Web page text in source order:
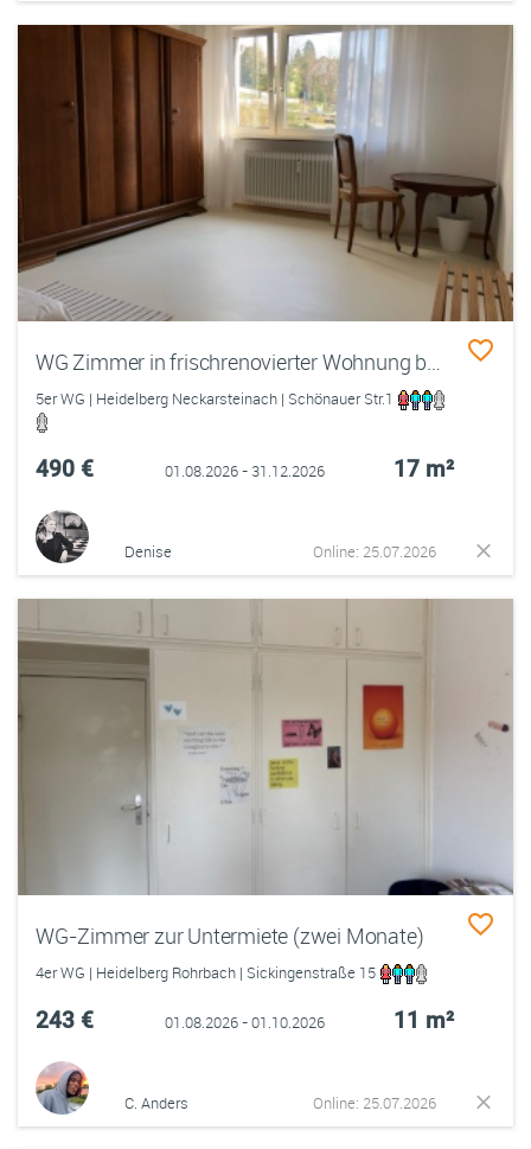
WG Zimmer in frischrenovierter Wohnung bei Heidelberg
5er WG | Heidelberg Neckarsteinach | Schönauer Str.1
490 € 01.08.2026 - 31.12.2026 17 m²
Denise Online: 25.07.2026
WG-Zimmer zur Untermiete (zwei Monate)
4er WG | Heidelberg Rohrbach | Sickingenstraße 15
243 € 01.08.2026 - 01.10.2026 11 m²
C. Anders Online: 25.07.2026